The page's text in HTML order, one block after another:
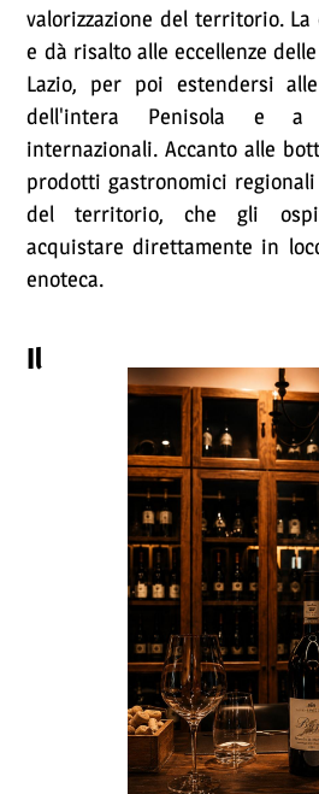
valorizzazione del territorio.
e dà risalto alle eccellenze
Lazio, per poi estendersi
dell'intera Penisola e a
internazionali. Accanto alle
prodotti gastronomici
del territorio, che gli
acquistare direttamente in
enoteca.
Il